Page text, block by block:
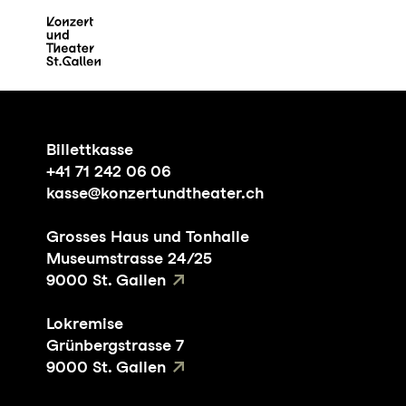
Billettkasse
+41 71 242 06 06
kasse@konzertundtheater.ch
Grosses Haus und Tonhalle
Museumstrasse 24/25
9000 St. Gallen
Lokremise
Grünbergstrasse 7
9000 St. Gallen